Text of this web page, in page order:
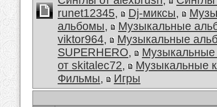
runet12345, Dj-миксы,
альбомы,
Музыкальные
viktor964,
Музыкальные
SUPERHERO,
от skitalec72,
Музыкальные
Фильмы, Игры